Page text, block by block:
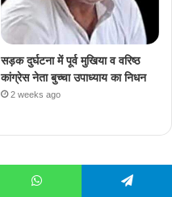
सड़क दुर्घटना में पूर्व मुखिया व वरिष्ठ
कांग्रेस नेता बुच्चा उपाध्याय का निधन
2 weeks ago